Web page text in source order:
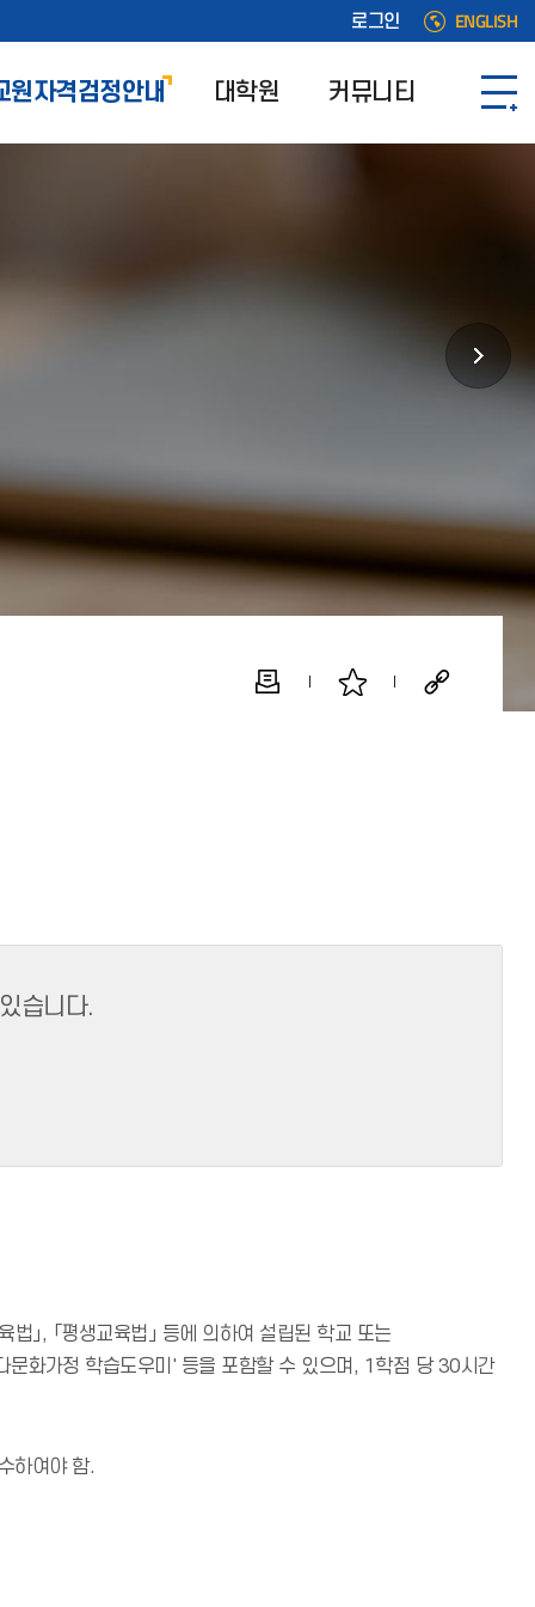
로그인 ENGLISH
원자격검정안내 대학원 커뮤니티
습니다.
」, 「평생교육법」 등에 의하여 설립된 학교 또는
화가정 학습도우미' 등을 포함할 수 있으며, 1학점 당 30시간
하여야 함.